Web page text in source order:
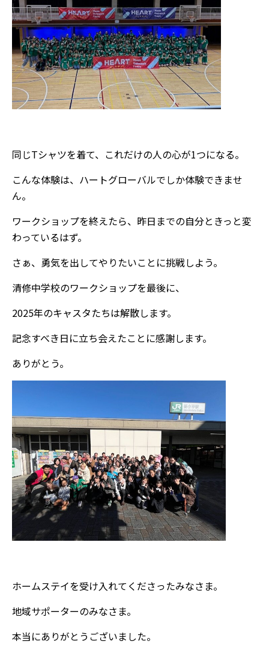
同じTシャツを着て、これだけの人の心が1つになる。
こんな体験は、ハートグローバルでしか体験できませ
ん。
ワークショップを終えたら、昨日までの自分ときっと変
わっているはず。
さぁ、勇気を出してやりたいことに挑戦しよう。
清修中学校のワークショップを最後に、
2025年のキャスタたちは解散します。
記念すべき日に立ち会えたことに感謝します。
ありがとう。
ホームステイを受け入れてくださったみなさま。
地域サポーターのみなさま。
本当にありがとうございました。